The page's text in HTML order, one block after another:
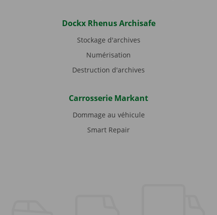
Dockx Rhenus Archisafe
Stockage d'archives
Numérisation
Destruction d'archives
Carrosserie Markant
Dommage au véhicule
Smart Repair